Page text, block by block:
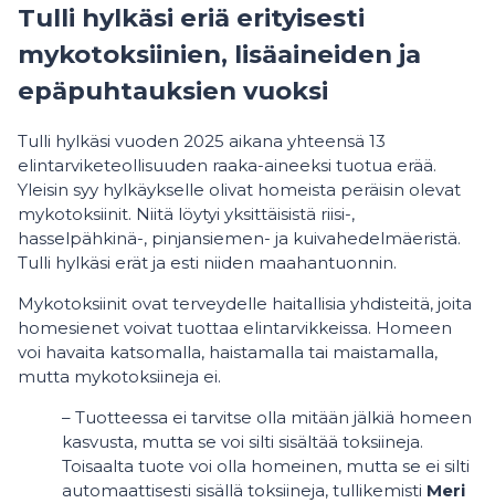
Tulli hylkäsi eriä erityisesti
mykotoksiinien, lisäaineiden ja
epäpuhtauksien vuoksi
Tulli hylkäsi vuoden 2025 aikana yhteensä 13
elintarviketeollisuuden raaka-aineeksi tuotua erää.
Yleisin syy hylkäykselle olivat homeista peräisin olevat
mykotoksiinit. Niitä löytyi yksittäisistä riisi-,
hasselpähkinä-, pinjansiemen- ja kuivahedelmäeristä.
Tulli hylkäsi erät ja esti niiden maahantuonnin.
Mykotoksiinit ovat terveydelle haitallisia yhdisteitä, joita
homesienet voivat tuottaa elintarvikkeissa. Homeen
voi havaita katsomalla, haistamalla tai maistamalla,
mutta mykotoksiineja ei.
– Tuotteessa ei tarvitse olla mitään jälkiä homeen
kasvusta, mutta se voi silti sisältää toksiineja.
Toisaalta tuote voi olla homeinen, mutta se ei silti
automaattisesti sisällä toksiineja, tullikemisti Meri